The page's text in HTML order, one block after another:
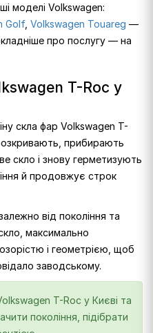
моделі Volkswagen:
Golf, Volkswagen Touareg —
про послугу — на
T-Roc у
скла фар Volkswagen T-
прибирають
скло і знову герметизують
й продовжує строк
від покоління та
максимально
і геометрією, щоб
заводському.
T-Roc у Києві та
покоління, підібрати